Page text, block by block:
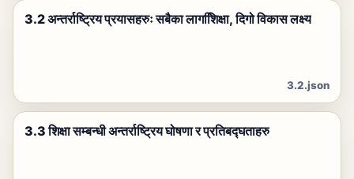
3.2 अन्तर्राष्ट्रिय प्रयासहरुः सबैका लागशििक्षा, दिगो विकास लक्ष्य
3.2.json
3.3 शिक्षा सम्बन्धी अन्तर्राष्ट्रिय घोषणा र प्रतिबद्घताहरु